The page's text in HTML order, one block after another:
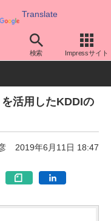
Translate
検索 Impressサイト
活用したKDDIの
2019年6月11日 18:47